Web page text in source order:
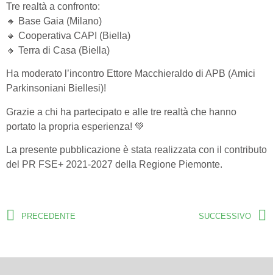
Tre realtà a confronto:
🔸 Base Gaia (Milano)
🔸 Cooperativa CAPI (Biella)
🔸 Terra di Casa (Biella)
Ha moderato l’incontro Ettore Macchieraldo di APB (Amici
Parkinsoniani Biellesi)!
Grazie a chi ha partecipato e alle tre realtà che hanno
portato la propria esperienza! 💚
La presente pubblicazione è stata realizzata con il contributo
del PR FSE+ 2021-2027 della Regione Piemonte.
PRECEDENTE SUCCESSIVO